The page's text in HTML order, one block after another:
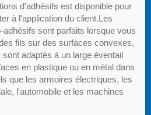
d'adhésifs est disponible pour
à l'application du client.Les
sont parfaits lorsque vous
fils sur des surfaces convexes,
adaptés à un large éventail
en plastique ou en métal dans
que les armoires électriques, les
l'automobile et les machines